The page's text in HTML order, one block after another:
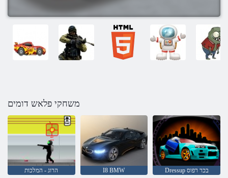
משחקי פלאש דומים
הרוג - המלכות I8 BMW Dressup בכר רפוס